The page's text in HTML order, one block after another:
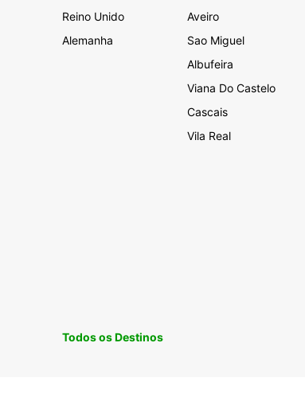
Reino Unido
Alemanha
Aveiro
Sao Miguel
Albufeira
Viana Do Castelo
Cascais
Vila Real
Todos os Destinos